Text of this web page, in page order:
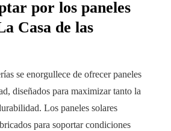
por los paneles
Casa de las
se enorgullece de ofrecer paneles
diseñados para maximizar tanto la
Los paneles solares
para soportar condiciones